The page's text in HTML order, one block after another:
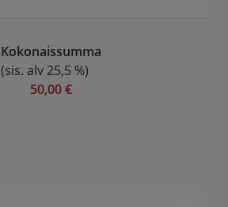
Kokonaissumma
(sis. alv 25,5 %)
50,00 €